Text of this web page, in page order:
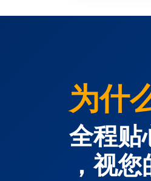
为什
全程贴
，视